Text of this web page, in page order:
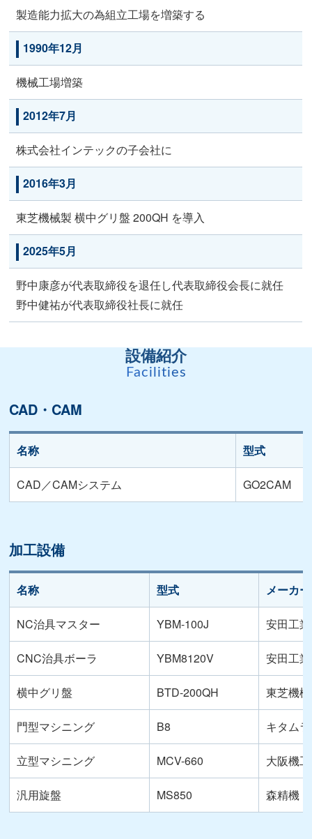
製造能力拡大の為組立工場を増築する
1990年12月
機械工場増築
2012年7月
株式会社インテックの子会社に
2016年3月
東芝機械製 横中グリ盤 200QH を導入
2025年5月
野中康彦が代表取締役を退任し代表取締役会長に就任
野中健祐が代表取締役社長に就任
設備紹介
Facilities
CAD・CAM
名称 型式
CAD／CAMシステム GO2CAM
加工設備
名称 型式 メーカー
NC治具マスター YBM-100J 安田工業
CNC治具ボーラ YBM8120V 安田工業
横中グリ盤 BTD-200QH 東芝機械
門型マシニング B8 キタムラ
立型マシニング MCV-660 大阪機
汎用旋盤 MS850 森精機